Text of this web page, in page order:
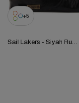
5
Sail Lakers - Siyah Rugan Kadın Ev Terliği 109-557-X